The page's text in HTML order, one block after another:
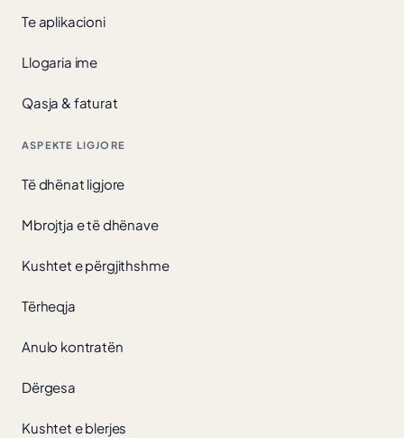
Te aplikacioni
Llogaria ime
Qasja & faturat
ASPEKTE LIGJORE
Të dhënat ligjore
Mbrojtja e të dhënave
Kushtet e përgjithshme
Tërheqja
Anulo kontratën
Dërgesa
Kushtet e blerjes